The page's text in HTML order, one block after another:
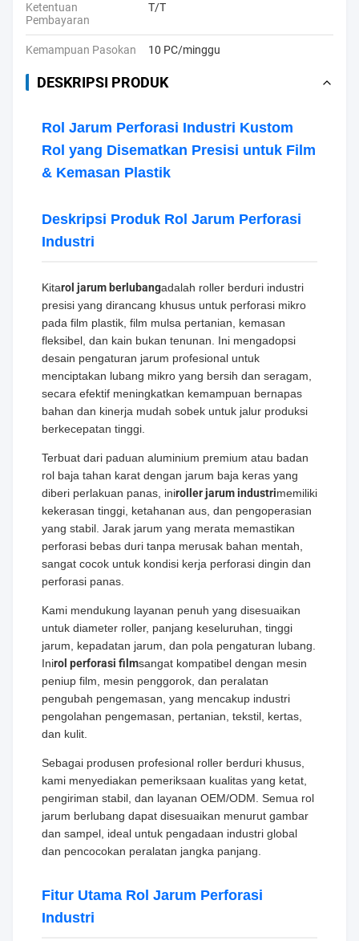
Ketentuan
Pembayaran
T/T
Kemampuan Pasokan 10 PC/minggu
DESKRIPSI PRODUK
Rol Jarum Perforasi Industri Kustom
Rol yang Disematkan Presisi untuk Film
& Kemasan Plastik
Deskripsi Produk Rol Jarum Perforasi
Industri
Kitarol jarum berlubangadalah roller berduri industri
presisi yang dirancang khusus untuk perforasi mikro
pada film plastik, film mulsa pertanian, kemasan
fleksibel, dan kain bukan tenunan. Ini mengadopsi
desain pengaturan jarum profesional untuk
menciptakan lubang mikro yang bersih dan seragam,
secara efektif meningkatkan kemampuan bernapas
bahan dan kinerja mudah sobek untuk jalur produksi
berkecepatan tinggi.
Terbuat dari paduan aluminium premium atau badan
rol baja tahan karat dengan jarum baja keras yang
diberi perlakuan panas, iniroller jarum industrimemiliki
kekerasan tinggi, ketahanan aus, dan pengoperasian
yang stabil. Jarak jarum yang merata memastikan
perforasi bebas duri tanpa merusak bahan mentah,
sangat cocok untuk kondisi kerja perforasi dingin dan
perforasi panas.
Kami mendukung layanan penuh yang disesuaikan
untuk diameter roller, panjang keseluruhan, tinggi
jarum, kepadatan jarum, dan pola pengaturan lubang.
Inirol perforasi filmsangat kompatibel dengan mesin
peniup film, mesin penggorok, dan peralatan
pengubah pengemasan, yang mencakup industri
pengolahan pengemasan, pertanian, tekstil, kertas,
dan kulit.
Sebagai produsen profesional roller berduri khusus,
kami menyediakan pemeriksaan kualitas yang ketat,
pengiriman stabil, dan layanan OEM/ODM. Semua rol
jarum berlubang dapat disesuaikan menurut gambar
dan sampel, ideal untuk pengadaan industri global
dan pencocokan peralatan jangka panjang.
Fitur Utama Rol Jarum Perforasi
Industri